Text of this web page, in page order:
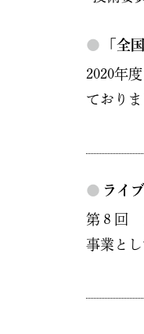
● 「全
2020年
ており
● ライ
第８回
事業と